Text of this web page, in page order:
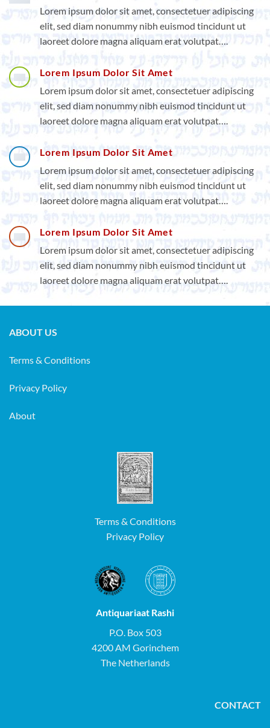
Lorem ipsum dolor sit amet, consectetuer adipiscing
elit, sed diam nonummy nibh euismod tincidunt ut
laoreet dolore magna aliquam erat volutpat….
Lorem Ipsum Dolor Sit Amet
Lorem ipsum dolor sit amet, consectetuer adipiscing
elit, sed diam nonummy nibh euismod tincidunt ut
laoreet dolore magna aliquam erat volutpat….
Lorem Ipsum Dolor Sit Amet
Lorem ipsum dolor sit amet, consectetuer adipiscing
elit, sed diam nonummy nibh euismod tincidunt ut
laoreet dolore magna aliquam erat volutpat….
Lorem Ipsum Dolor Sit Amet
Lorem ipsum dolor sit amet, consectetuer adipiscing
elit, sed diam nonummy nibh euismod tincidunt ut
laoreet dolore magna aliquam erat volutpat….
ABOUT US
Terms & Conditions
Privacy Policy
About
Terms & Conditions
Privacy Policy
Antiquariaat Rashi
P.O. Box 503
4200 AM Gorinchem
The Netherlands
CONTACT